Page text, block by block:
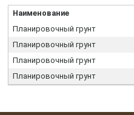
Наименование
Планировочный грунт
Планировочный грунт
Планировочный грунт
Планировочный грунт